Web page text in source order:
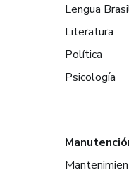
Lengua
Literatura
Política
Psicología